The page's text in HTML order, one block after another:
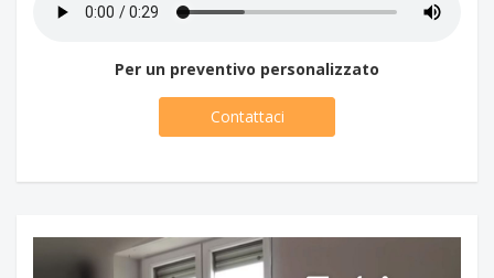
Per un preventivo personalizzato
Contattaci